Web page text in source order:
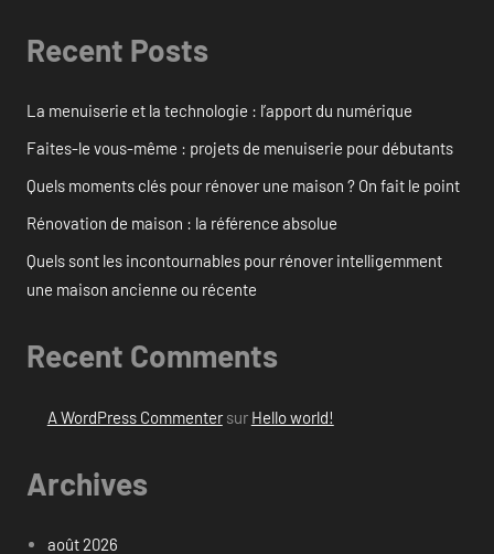
Recent Posts
La menuiserie et la technologie : l’apport du numérique
Faites-le vous-même : projets de menuiserie pour débutants
Quels moments clés pour rénover une maison ? On fait le point
Rénovation de maison : la référence absolue
Quels sont les incontournables pour rénover intelligemment
une maison ancienne ou récente
Recent Comments
A WordPress Commentersur Hello world!
Archives
août 2026